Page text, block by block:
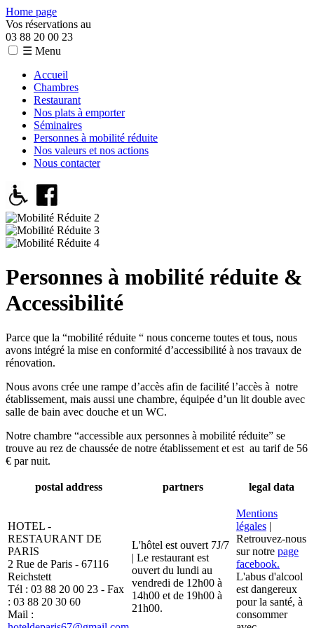
Home page
Vos réservations au
03 88 20 00 23
☰ Menu
Accueil
Chambres
Restaurant
Nos plats à emporter
Séminaires
Personnes à mobilité réduite
Nos valeurs et nos actions
Nous contacter
Personnes à mobilité réduite &
Accessibilité
Parce que la “mobilité réduite “ nous concerne toutes et tous, nous
avons intégré la mise en conformité d’accessibilité à nos travaux de
rénovation.
Nous avons crée une rampe d’accès afin de facilité l’accès à notre
établissement, mais aussi une chambre, équipée d’un lit double avec
salle de bain avec douche et un WC.
Notre chambre “accessible aux personnes à mobilité réduite” se
trouve au rez de chaussée de notre établissement et est au tarif de 56
€ par nuit.
postal address partners legal data
HOTEL -
RESTAURANT DE
PARIS
2 Rue de Paris - 67116
Reichstett
Tél : 03 88 20 00 23 - Fax
: 03 88 20 30 60
Mail :
L'hôtel est ouvert 7J/7
| Le restaurant est
ouvert du lundi au
vendredi de 12h00 à
14h00 et de 19h00 à
21h00.
Mentions
légales |
Retrouvez-nous
sur notre page
facebook.
L'abus d'alcool
est dangereux
pour la santé, à
consommer